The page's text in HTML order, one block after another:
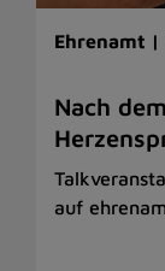
Ehrenamt |
Nach
auf